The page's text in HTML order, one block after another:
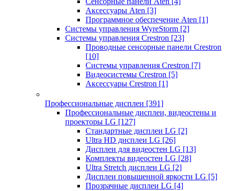
Аксессуары Aten [3]
Программное обеспечение Aten [1]
Системы управления WyreStorm [2]
Системы управления Crestron [23]
Проводные сенсорные панели Crestron
[10]
Системы управления Crestron [7]
Видеосистемы Crestron [5]
Аксессуары Crestron [1]
Профессиональные дисплеи [391]
Профессиональные дисплеи, видеостены и
проекторы LG [127]
Стандартные дисплеи LG [2]
Ultra HD дисплеи LG [26]
Дисплеи для видеостен LG [13]
Комплекты видеостен LG [28]
Ultra Stretch дисплеи LG [2]
Дисплеи повышенной яркости LG [5]
Прозрачные дисплеи LG [4]